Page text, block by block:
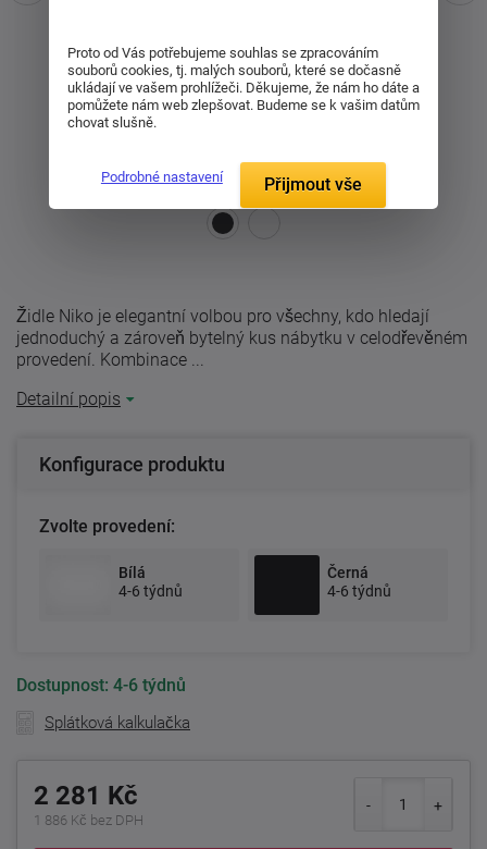
Židle Niko je elegantní volbou pro všechny, kdo hledají
jednoduchý a zároveň bytelný kus nábytku v celodřevěném
provedení. Kombinace ...
Detailní popis
Konfigurace produktu
Zvolte provedení:
Bílá
4-6 týdnů
Černá
4-6 týdnů
Dostupnost: 4-6 týdnů
Splátková kalkulačka
2 281 Kč
1 886 Kč bez DPH
Proto od Vás potřebujeme souhlas se zpracováním
souborů cookies, tj. malých souborů, které se dočasně
ukládají ve vašem prohlížeči. Děkujeme, že nám ho dáte a
pomůžete nám web zlepšovat. Budeme se k vašim datům
chovat slušně.
Podrobné nastavení Přijmout vše